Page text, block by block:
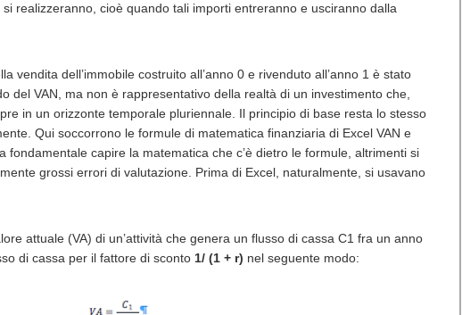
realizzeranno, cioè quando tali importi entreranno e usciranno dalla
vendita dell’immobile costruito all’anno 0 e rivenduto all’anno 1 è stato
del VAN, ma non è rappresentativo della realtà di un investimento che,
in un orizzonte temporale pluriennale. Il principio di base resta lo stesso
Qui soccorrono le formule di matematica finanziaria di Excel VAN e
fondamentale capire la matematica che c’è dietro le formule, altrimenti si
grossi errori di valutazione. Prima di Excel, naturalmente, si usavano
attuale (VA) di un’attività che genera un flusso di cassa C1 fra un anno
di cassa per il fattore di sconto 1/ (1 + r) nel seguente modo: